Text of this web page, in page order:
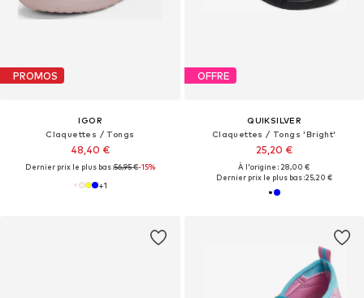
PROMOS
IGOR
Claquettes / Tongs
48,40 €
Dernier prix le plus bas :56,95 €-15%
+1
OFFRE
QUIKSILVER
Claquettes / Tongs 'Bright'
25,20 €
À l'origine : 28,00 €
Dernier prix le plus bas :25,20 €